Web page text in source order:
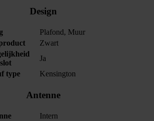
Design
Plafond, Muur
Zwart
Ja
type
Kensington
Antenne
Intern